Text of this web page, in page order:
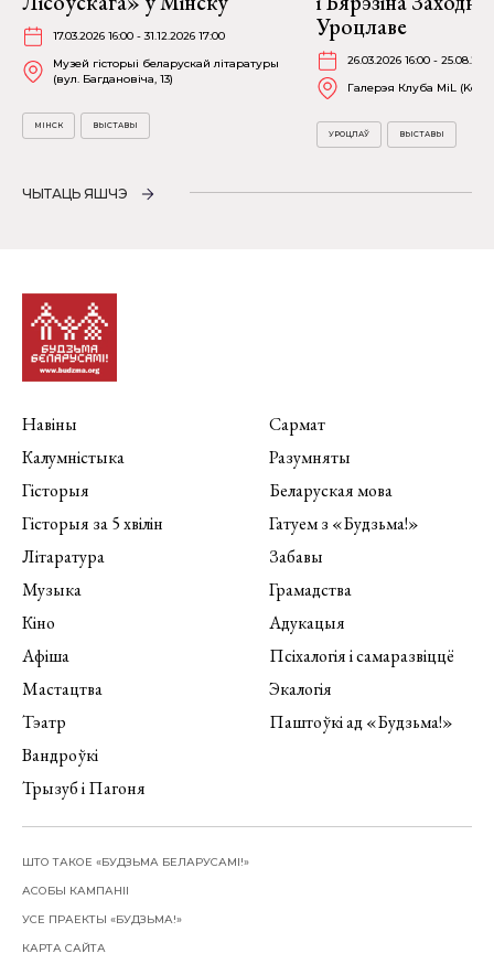
17.03.2026 16:00 - 31.12.2026 17:00
Музей гісторыі беларускай літаратуры
(вул. Багдановіча, 13)
МІНСК ВЫСТАВЫ
Уроцлаве
26.03.2026 16:00 -
Галерэя Клуба MiL
УРОЦЛАЎ ВЫСТАВЫ
ЧЫТАЦЬ ЯШЧЭ
Навіны
Калумністыка
Гісторыя
Гісторыя за 5 хвілін
Літаратура
Музыка
Кіно
Афіша
Мастацтва
Тэатр
Вандроўкі
Трызуб і Пагоня
Сармат
Разумняты
Беларуская мова
Гатуем з «Будзьма!»
Забавы
Грамадства
Адукацыя
Псіхалогія і самаразвіццё
Экалогія
Паштоўкі ад «Будзьма!»
ШТО ТАКОЕ «БУДЗЬМА БЕЛАРУСАМІ!»
АСОБЫ КАМПАНІІ
УСЕ ПРАЕКТЫ «БУДЗЬМА!»
КАРТА САЙТА